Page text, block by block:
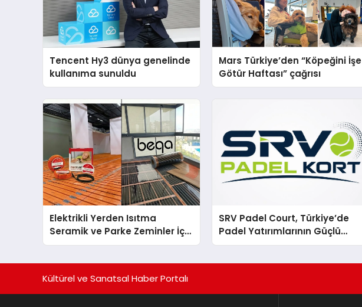
Tencent Hy3 dünya genelinde
kullanıma sunuldu
Mars Türkiye’den “Köpeğini İşe
Götür Haftası” çağrısı
Elektrikli Yerden Isıtma
Seramik ve Parke Zeminler İçin
En Verimli Çözümler
SRV Padel Court, Türkiye’de
Padel Yatırımlarının Güçlü
Markası Olmayı Sürdürüyor
Kültürel ve Sanatsal Haber Portalı